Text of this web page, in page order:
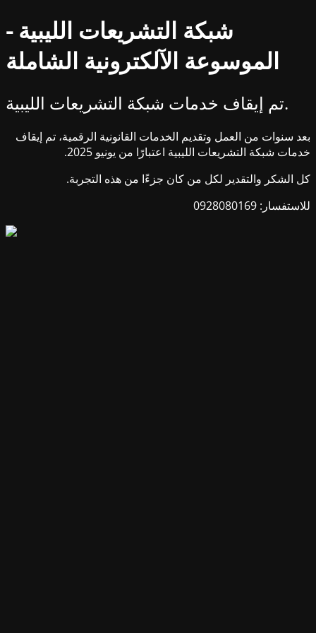
شبكة التشريعات الليبية -
الموسوعة الآلكترونية الشاملة
تم إيقاف خدمات شبكة التشريعات الليبية.
بعد سنوات من العمل وتقديم الخدمات القانونية الرقمية، تم إيقاف
خدمات شبكة التشريعات الليبية اعتبارًا من يونيو 2025.
كل الشكر والتقدير لكل من كان جزءًا من هذه التجربة.
للاستفسار: 0928080169